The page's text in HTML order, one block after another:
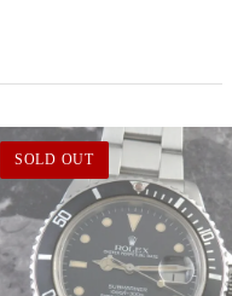
SOLD OUT